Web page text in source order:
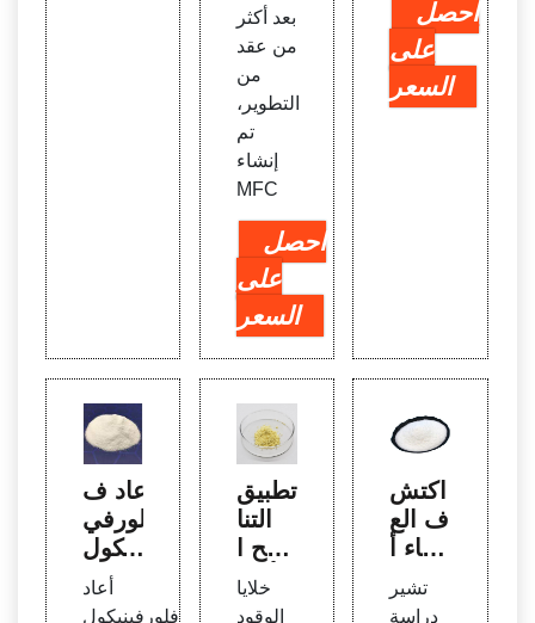
بعد أكثر
من عقد
من
التطوير،
تم
إنشاء
MFC
احصل
على
السعر
احصل
على
السعر
أعاد ف
لورفي
نيكول
هيكلة
شبكة
أعاد
فلورفينيكول
تطبيق
التنا
ضح ا
لأمام
ي في
خلايا
الوقود
اكتش
ف الع
لماء أ
ن بإم
كانهم
تشير
دراسة